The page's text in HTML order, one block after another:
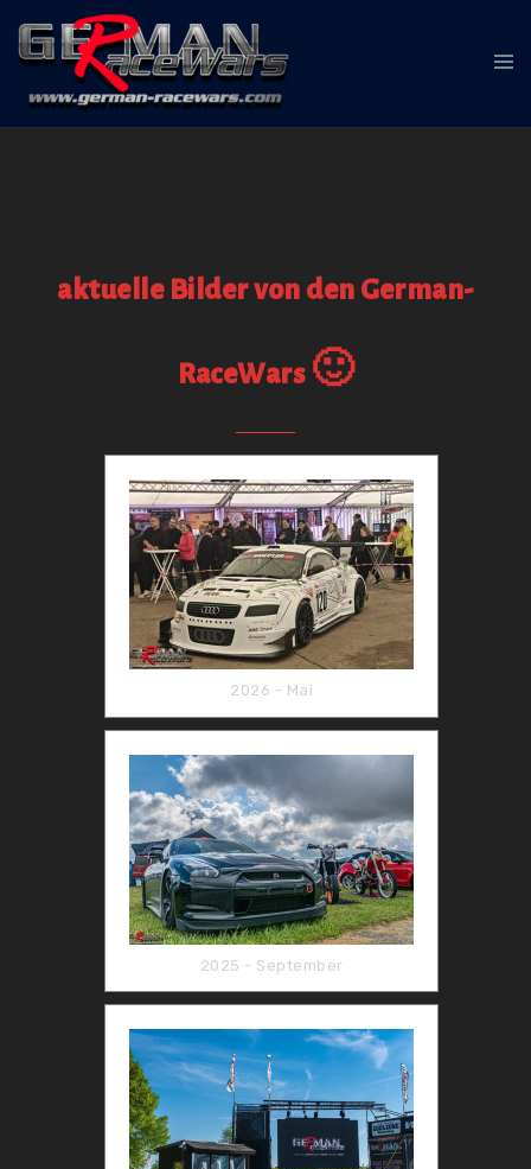
Inhalt
springen
aktuelle Bilder von den German-
RaceWars 🙂
2026 - Mai
2025 - September